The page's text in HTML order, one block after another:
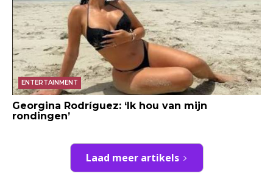
ENTERTAINMENT
Georgina Rodríguez: ‘Ik hou van mijn
rondingen’
Laad meer artikels